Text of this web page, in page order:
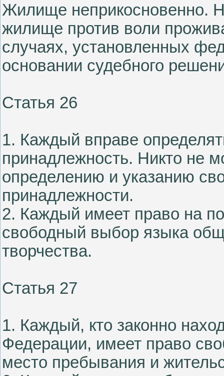
Жилище неприкосновенно.
жилище против воли
случаях, установленных
основании судебного
Статья 26
1. Каждый вправе
принадлежность. Никто не
определению и указанию
принадлежности.
2. Каждый имеет право на
свободный выбор языка
творчества.
Статья 27
1. Каждый, кто законно
Федерации, имеет право
место пребывания и